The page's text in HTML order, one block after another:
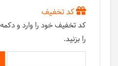
کد تخفیف
کد تخفیف خود را وارد و
را بزنید.